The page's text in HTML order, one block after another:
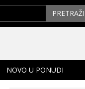
PRETRAŽI
NOVO U PONUDI